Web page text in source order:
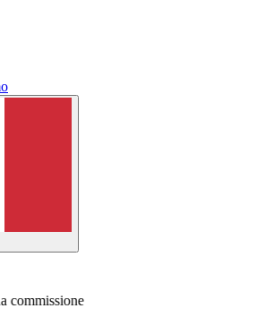
commissione